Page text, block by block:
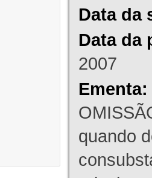
Data da
Data da
2007
Ementa:
quando